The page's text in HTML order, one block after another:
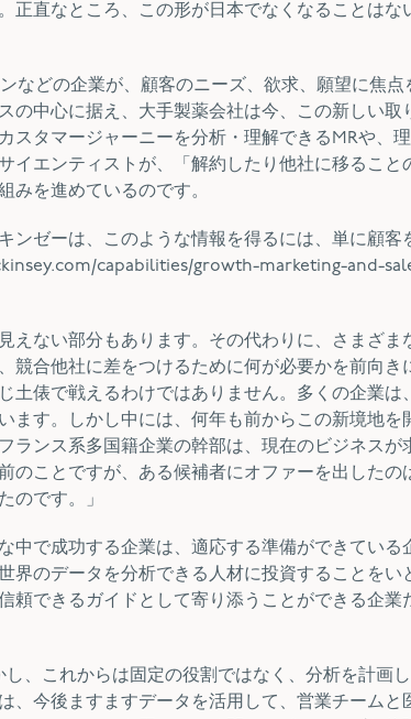
正直なところ、この形が日本でなくなることはな
などの企業が、顧客のニーズ、欲求、願望に焦点
の中心に据え、大手製薬会社は今、この新しい取
スタマージャーニーを分析・理解できるMRや、
イエンティストが、「解約したり他社に移ること
みを進めているのです。
ンゼーは、このような情報を得るには、単に顧客
capabilities/growth-marketing-and-
えない部分もあります。その代わりに、さまざま
競合他社に差をつけるために何が必要かを前向き
土俵で戦えるわけではありません。多くの企業は
ます。しかし中には、何年も前からこの新境地を
ランス系多国籍企業の幹部は、現在のビジネスが
のことですが、ある候補者にオファーを出したの
のです。」
中で成功する企業は、適応する準備ができている
界のデータを分析できる人材に投資することをい
頼できるガイドとして寄り添うことができる企業
、これからは固定の役割ではなく、分析を計画
、今後ますますデータを活用して、営業チームと